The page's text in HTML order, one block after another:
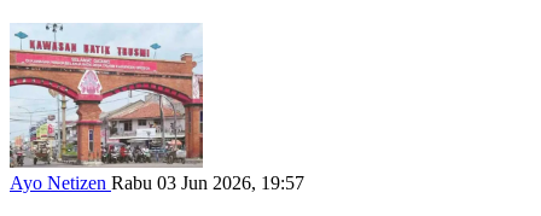
Ayo Netizen Rabu 03 Jun 2026, 19:57